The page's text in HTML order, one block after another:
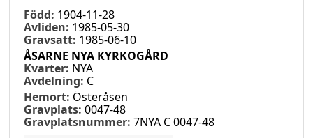
Född: 1904-11-28
Avliden: 1985-05-30
Gravsatt: 1985-06-10
ÅSARNE NYA KYRKOGÅRD
Kvarter: NYA
Avdelning: C
Hemort: Österåsen
Gravplats: 0047-48
Gravplatsnummer: 7NYA C 0047-48